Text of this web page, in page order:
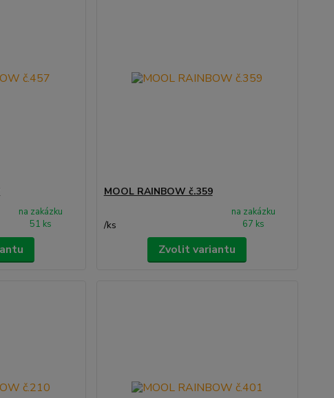
na zakázku
51 ks
MOOL RAINBOW č.359
/ks
na zakázku
67 ks
Zvolit variantu